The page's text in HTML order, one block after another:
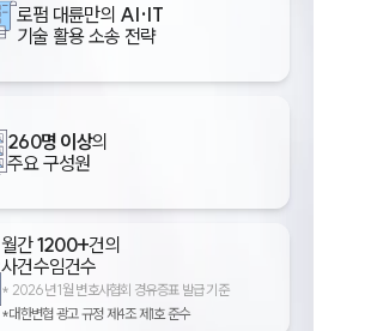
로펌 대륜만의 AI·IT
기술 활용 소송 전략
260명 이상의
주요 구성원
월간1200+건의
사건수임건수
* 2026년 1월 변호사협회 경유증표 발급 기준
*대한변협 광고 규정 제4조 제1호 준수